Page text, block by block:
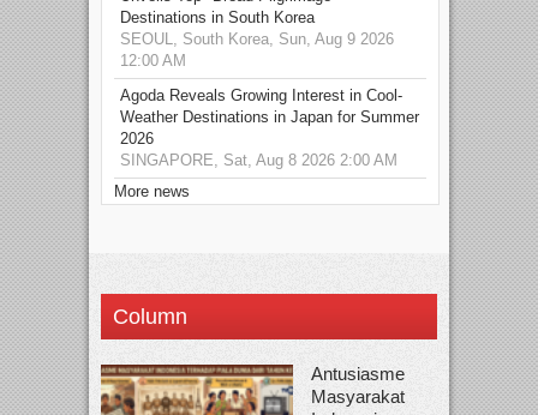
Destinations in South Korea
SEOUL, South Korea, Sun, Aug 9 2026
12:00 AM
Agoda Reveals Growing Interest in Cool-
Weather Destinations in Japan for Summer
2026
SINGAPORE, Sat, Aug 8 2026 2:00 AM
More news
Column
Antusiasme
Masyarakat